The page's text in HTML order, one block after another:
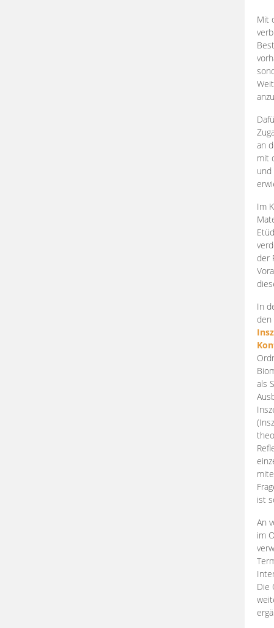
Mit
an
mit
und
Im
der
In
den
als
ist
An
im
Die